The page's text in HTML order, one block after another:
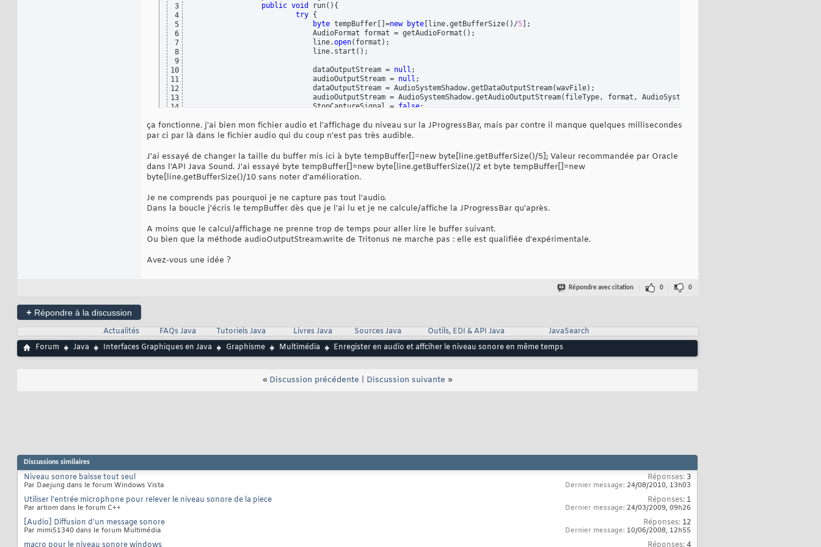
3
4
5
6
7
8
9
10
11
12
13
14
16
17
19
20
21
22
24
25
27
29
31
public void run( ) {
try {
byte tempBuffer =new byte line.getBufferSize( ) /5
;
			    AudioFormat format = getAudioFormat
( ) ;
			    line.
open( format ) ;
			    line.start
( ) ;
			    dataOutputStream =
null ;
			    audioOutputStream =
null ;
			    dataOutputStream = AudioSystemShadow.getDataOutputStream
(wavFile) ;
			    audioOutputStream = AudioSystemShadow.getAudioOutputStream
( fileType, format, AudioSystem.NOT_SPECIFIED,dataOutputStream
			    StopCaptureSignal =
false;
while(!stopCaptureSignal)
{
int cnt=line.read(tempBuffer,
if
( startWrite)
int nBytesWritten = audioOutputStream.write (tempBuffer, 0, tempBuffer.length
}
	       		   	     progressBar.setValue
}//end if
}//end while
				line.stop
( );
				line.close
(
ça fonctionne. j'ai bien mon fichier audio et l'affichage du niveau sur la JProgressBar, mais par contre il manque quelques millisecondes
par ci par là dans le fichier audio qui du coup n'est pas très audible.
J'ai essayé de changer la taille du buffer mis ici à byte tempBuffer[]=new byte[line.getBufferSize()/5]; Valeur recommandée par Oracle
dans l'API Java Sound. J'ai essayé byte tempBuffer[]=new byte[line.getBufferSize()/2 et byte tempBuffer[]=new
byte[line.getBufferSize()/10 sans noter d'amélioration.
Je ne comprends pas pourquoi je ne capture pas tout l'audio.
Dans la boucle j'écris le tempBuffer dès que je l'ai lu et je ne calcule/affiche la JProgressBar qu'après.
A moins que le calcul/affichage ne prenne trop de temps pour aller lire le buffer suivant.
Ou bien que la méthode audioOutputStream.write de Tritonus ne marche pas : elle est qualifiée d'expérimentale.
Avez-vous une idée ?
Répondre avec citation 0 0
+ Répondre à la discussion
Actualités
FAQs Java Tutoriels Java Livres Java Sources Java Outils, EDI & API Java
JavaSearch
Forum
Java Interfaces Graphiques en Java Graphisme Multimédia Enregister en audio et affciher le niveau sonore en même temps
« Discussion précédente Discussion suivante »
Discussions similaires
Niveau sonore baisse tout seul
Par Daejung dans le forum Windows Vista
Réponses: 3
Dernier message: 24/08/2010, 13h03
Utiliser l'entrée microphone pour relever le niveau sonore de la piece
Par artiom dans le forum C++
Réponses: 1
Dernier message: 24/03/2009, 09h26
[Audio] Diffusion d'un message sonore
Par mimi51340 dans le forum Multimédia
Réponses: 12
Dernier message: 10/06/2008, 12h55